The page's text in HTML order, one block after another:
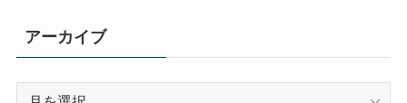
リ
ー
アーカイブ